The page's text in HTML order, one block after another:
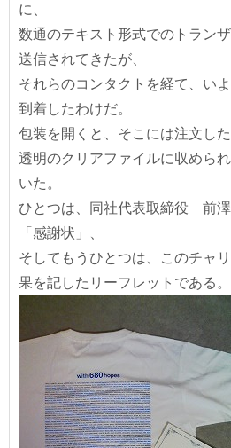
に、
数通のテキスト形式でのトラン
送信されてきたが、
それらのコンタクトを経て、い
到着したわけだ。
包装を開くと、そこには注文した
透明のクリアファイルに収めら
いた。
ひとつは、同社代表取締役 前
「感謝状」、
そしてもうひとつは、このチャ
果を記したリーフレットである。